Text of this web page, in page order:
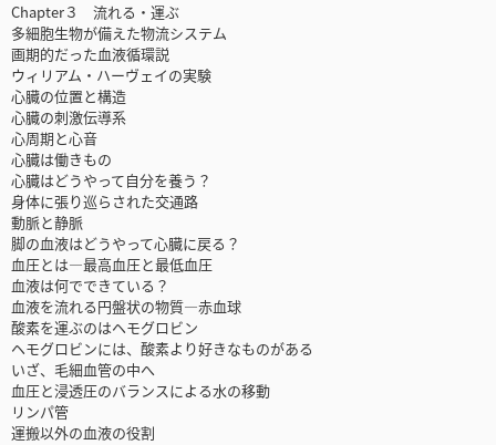
Chapter３ 流れる・運ぶ
多細胞生物が備えた物流システム
画期的だった血液循環説
ウィリアム・ハーヴェイの実験
心臓の位置と構造
心臓の刺激伝導系
心周期と心音
心臓は働きもの
心臓はどうやって自分を養う？
身体に張り巡らされた交通路
動脈と静脈
脚の血液はどうやって心臓に戻る？
血圧とは—最高血圧と最低血圧
血液は何でできている？
血液を流れる円盤状の物質—赤血球
酸素を運ぶのはヘモグロビン
ヘモグロビンには、酸素より好きなものがある
いざ、毛細血管の中へ
血圧と浸透圧のバランスによる水の移動
リンパ管
運搬以外の血液の役割